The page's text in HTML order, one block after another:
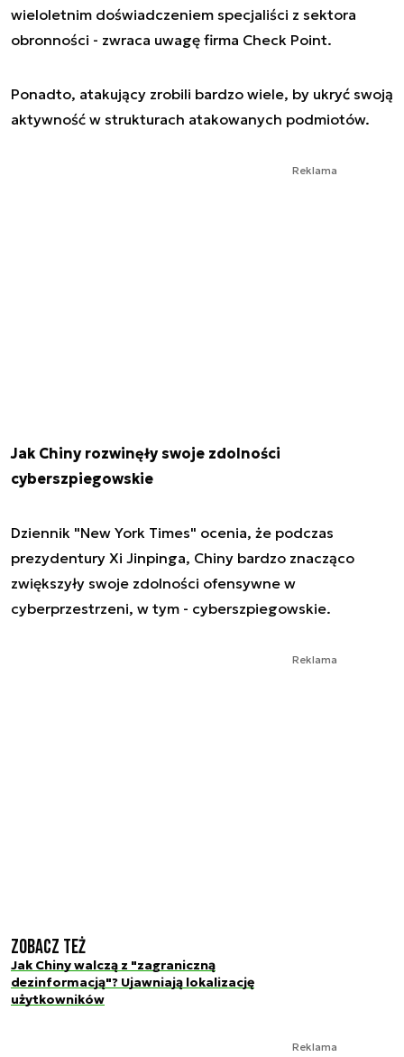
wieloletnim doświadczeniem specjaliści z sektora
obronności - zwraca uwagę firma Check Point.
Ponadto, atakujący zrobili bardzo wiele, by ukryć swoją
aktywność w strukturach atakowanych podmiotów.
Reklama
Jak Chiny rozwinęły swoje zdolności
cyberszpiegowskie
Dziennik "New York Times" ocenia, że podczas
prezydentury Xi Jinpinga, Chiny bardzo znacząco
zwiększyły swoje zdolności ofensywne w
cyberprzestrzeni, w tym - cyberszpiegowskie.
Reklama
Zobacz też
Jak Chiny walczą z "zagraniczną
dezinformacją"? Ujawniają lokalizację
użytkowników
Reklama